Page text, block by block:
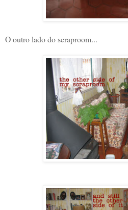
O outro lado do scraproom...